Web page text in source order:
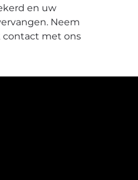
en uw
Neem
contact met ons